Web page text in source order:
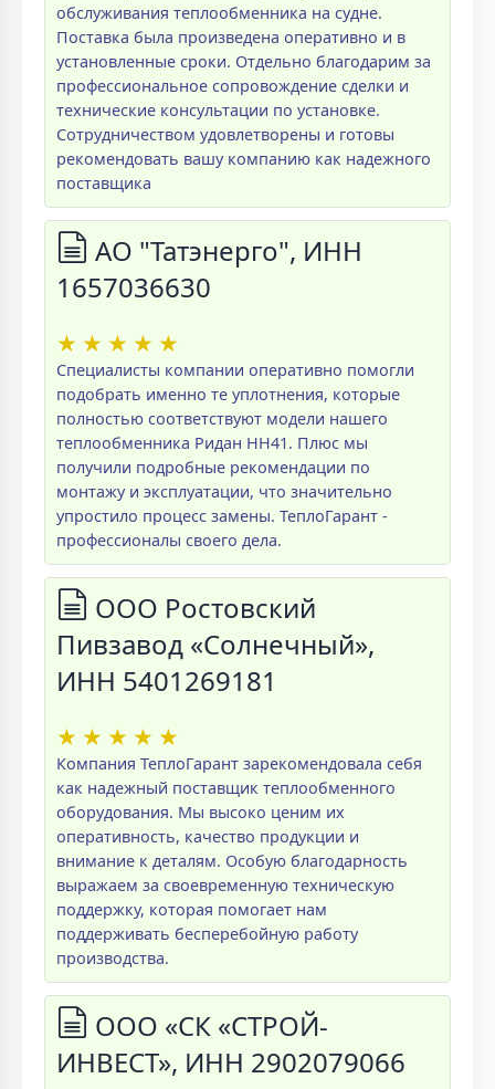
обслуживания теплообменника на судне.
Поставка была произведена оперативно и в
установленные сроки. Отдельно благодарим за
профессиональное сопровождение сделки и
технические консультации по установке.
Сотрудничеством удовлетворены и готовы
рекомендовать вашу компанию как надежного
поставщика
АО "Татэнерго", ИНН
1657036630
★ ★ ★ ★ ★
Специалисты компании оперативно помогли
подобрать именно те уплотнения, которые
полностью соответствуют модели нашего
теплообменника Ридан НН41. Плюс мы
получили подробные рекомендации по
монтажу и эксплуатации, что значительно
упростило процесс замены. ТеплоГарант -
профессионалы своего дела.
ООО Ростовский
Пивзавод «Солнечный»,
ИНН 5401269181
★ ★ ★ ★ ★
Компания ТеплоГарант зарекомендовала себя
как надежный поставщик теплообменного
оборудования. Мы высоко ценим их
оперативность, качество продукции и
внимание к деталям. Особую благодарность
выражаем за своевременную техническую
поддержку, которая помогает нам
поддерживать бесперебойную работу
производства.
ООО «СК «СТРОЙ-
ИНВЕСТ», ИНН 2902079066